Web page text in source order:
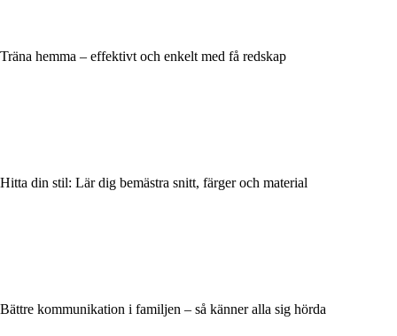
Träna hemma – effektivt och enkelt med få redskap
Hitta din stil: Lär dig bemästra snitt, färger och material
Bättre kommunikation i familjen – så känner alla sig hörda